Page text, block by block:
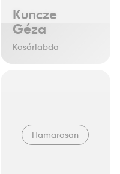
Kuncze
Géza
Kosárlabda
Hamarosan